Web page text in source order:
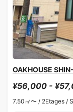
OAKHOUSE
¥56,000 -
7.50㎡〜 / 2Etages /